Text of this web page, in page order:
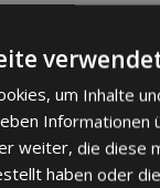
meran
(mit Pianomusik
um Inhalte
weiter, die diese
haben oder